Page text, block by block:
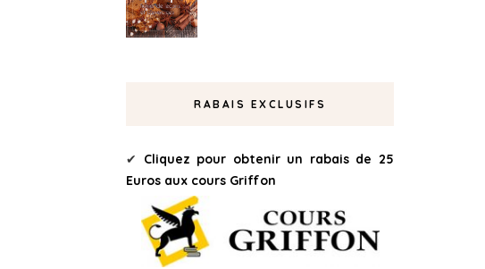
RABAIS EXCLUSIFS
✔ Cliquez pour obtenir un rabais de 25
Euros aux cours Griffon